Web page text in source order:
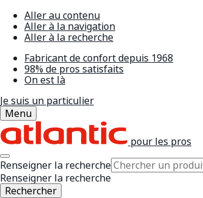
Aller au contenu
Aller à la navigation
Aller à la recherche
Fabricant de confort depuis 1968
98% de pros satisfaits
On est là
Je suis un particulier
Menu
pour les pros
Renseigner la recherche
Renseigner la recherche
Rechercher